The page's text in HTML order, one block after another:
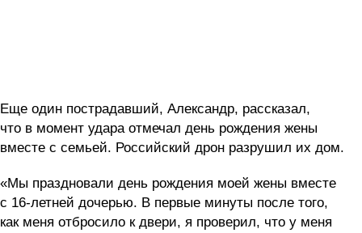
Еще один пострадавший, Александр, рассказал,
что в момент удара отмечал день рождения жены
вместе с семьей. Российский дрон разрушил их дом.
«Мы праздновали день рождения моей жены вместе
с 16-летней дочерью. В первые минуты после того,
как меня отбросило к двери, я проверил, что у меня